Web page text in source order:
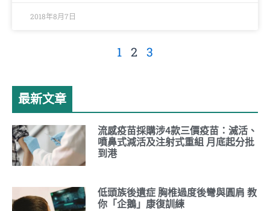
2018年8月7日
1 2 3
最新文章
流感疫苗採購涉4款三價疫苗：滅活、
噴鼻式減活及注射式重組 月底起分批
到港
低頭族後遺症 胸椎過度後彎與圓肩 教
你「企鵝」康復訓練